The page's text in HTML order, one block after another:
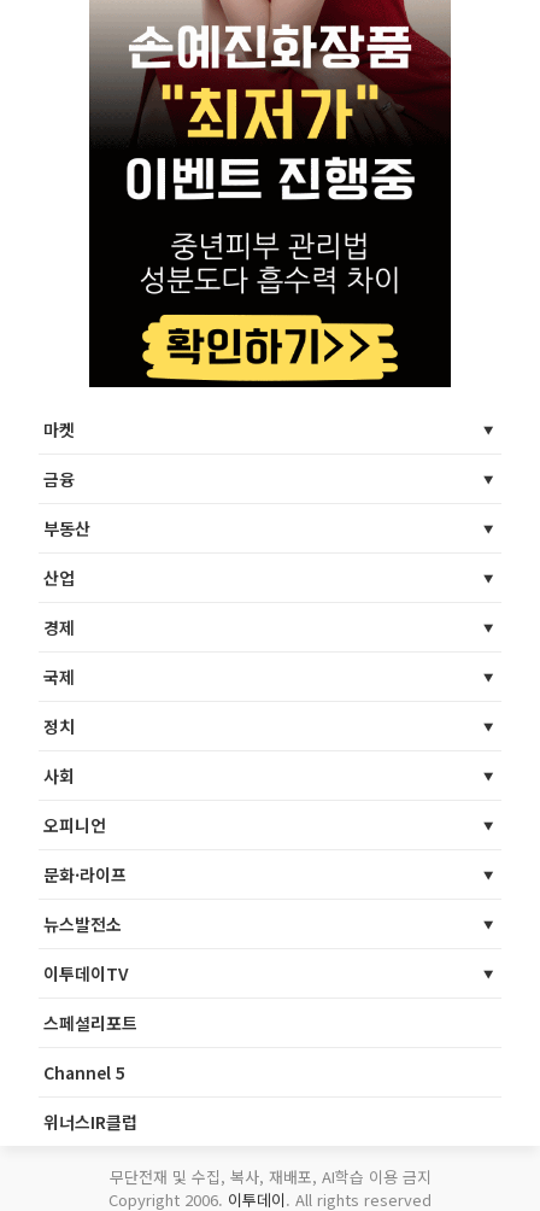
마켓
금융
부동산
산업
경제
국제
정치
사회
오피니언
문화·라이프
뉴스발전소
이투데이TV
스페셜리포트
Channel 5
위너스IR클럽
무단전재 및 수집, 복사, 재배포, AI학습 이용 금지
Copyright 2006. 이투데이. All rights reserved